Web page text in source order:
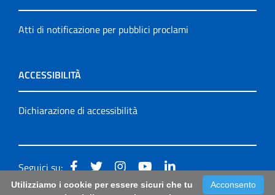
Atti di notificazione per pubblici proclami
ACCESSIBILITÀ
Dichiarazione di accessibilità
Seguici su:
Acconsento
Utilizziamo i cookie per essere sicuri che tu